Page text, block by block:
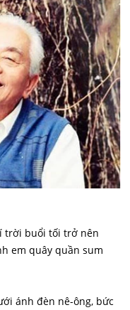
trời buổi tối trở nên
em quây quần sum
ánh đèn nê-ông, bức